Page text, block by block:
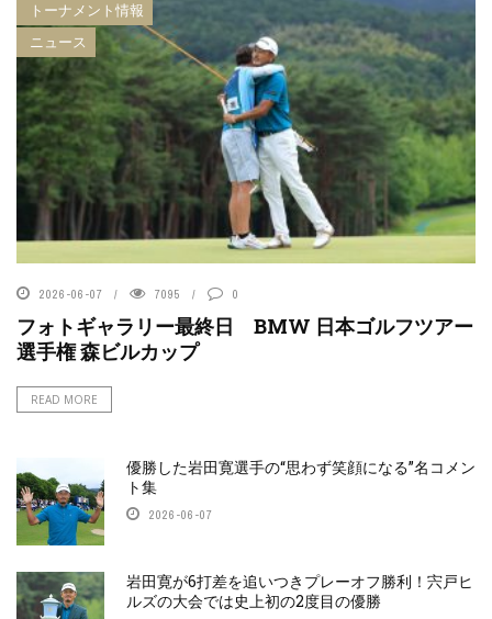
トーナメント情報
ニュース
2026-06-07 7095 0
フォトギャラリー最終日 BMW 日本ゴルフツアー
選手権 森ビルカップ
READ MORE
優勝した岩田寛選手の“思わず笑顔になる”名コメン
ト集
2026-06-07
岩田寛が6打差を追いつきプレーオフ勝利！宍戸ヒ
ルズの大会では史上初の2度目の優勝